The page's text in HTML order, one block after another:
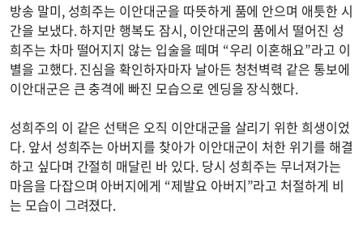
방송 말미, 성희주는 이안대군을 따뜻하게 품에 안으며 애틋한 시
간을 보냈다. 하지만 행복도 잠시, 이안대군의 품에서 떨어진 성
희주는 차마 떨어지지 않는 입술을 떼며 “우리 이혼해요”라고 이
별을 고했다. 진심을 확인하자마자 날아든 청천벽력 같은 통보에
이안대군은 큰 충격에 빠진 모습으로 엔딩을 장식했다.
성희주의 이 같은 선택은 오직 이안대군을 살리기 위한 희생이었
다. 앞서 성희주는 아버지를 찾아가 이안대군이 처한 위기를 해결
하고 싶다며 간절히 매달린 바 있다. 당시 성희주는 무너져가는
마음을 다잡으며 아버지에게 “제발요 아버지”라고 처절하게 비
는 모습이 그려졌다.